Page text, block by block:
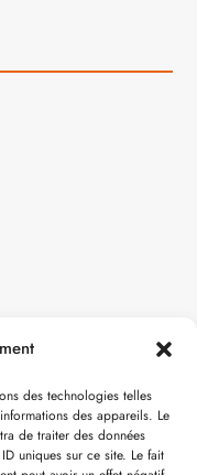
des technologies telles
des appareils. Le
de traiter des données
uniques sur ce site. Le fait